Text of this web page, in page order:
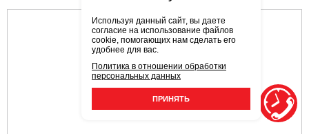
Используя данный сайт, вы даете
согласие на использование файлов
cookie, помогающих нам сделать его
удобнее для вас.
Политика в отношении обработки
персональных данных
ПРИНЯТЬ